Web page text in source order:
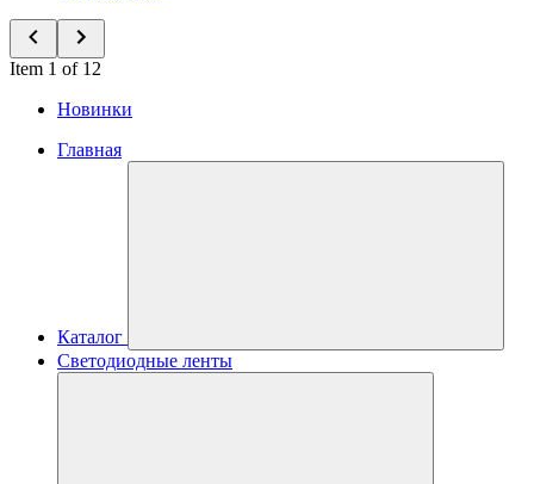
Item 1 of 12
Новинки
Главная
Каталог
Светодиодные ленты